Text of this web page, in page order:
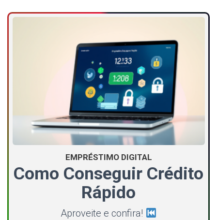
EMPRÉSTIMO DIGITAL
Como Conseguir Crédito
Rápido
Aproveite e confira!